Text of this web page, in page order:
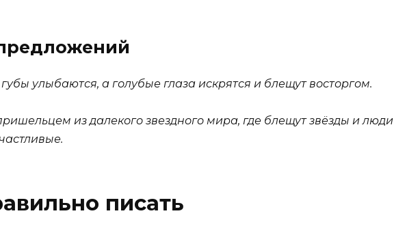
улыбаются, а голубые глаза искрятся и блещут восторгом.
из далекого звездного мира, где блещут звёзды и люди
писать